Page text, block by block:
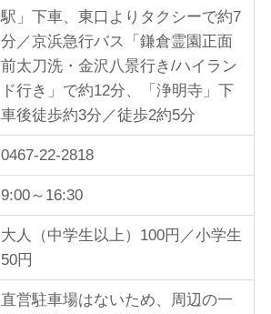
駅」下車、東口よりタクシーで約7
分／京浜急行バス「鎌倉霊園正面
前太刀洗・金沢八景行き/ハイラン
ド行き」で約12分、「浄明寺」下
車後徒歩約3分／徒歩2約5分
0467-22-2818
9:00～16:30
大人（中学生以上）100円／小学生
50円
直営駐車場はないため、周辺の一